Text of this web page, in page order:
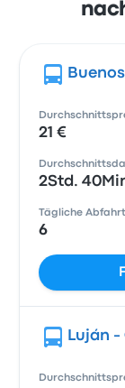
21 €
2Std.
Tägliche
6
Luján -